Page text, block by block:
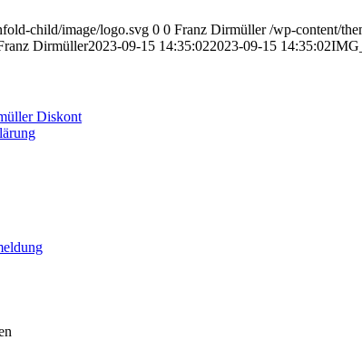
child/image/logo.svg 0 0 Franz Dirmüller /wp-content/
Dirmüller2023-09-15 14:35:022023-09-15 14:35:02
Diskont